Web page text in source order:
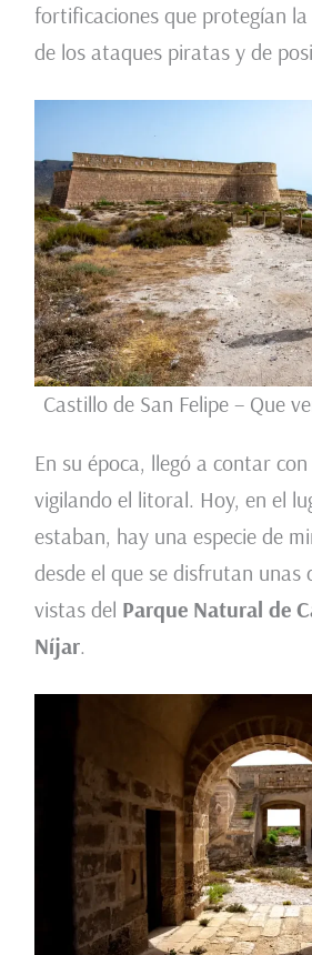
fortificaciones que protegían
de los ataques piratas y de
Castillo de San Felipe – Que
En su época, llegó a contar
vigilando el litoral. Hoy, en el
estaban, hay una especie de
desde el que se disfrutan unas
vistas del Parque Natural de
Níjar.